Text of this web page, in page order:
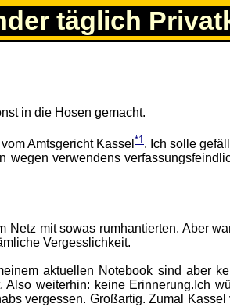
täglich
in die Hosen gemacht.
Amtsgericht Kassel *1. Ich solle
wegen verwendens
Netz mit sowas rumhantierten. Aber
Vergesslichkeit.
aktuellen Notebook sind aber
weiterhin: keine Erinnerung.Ich
vergessen. Großartig. Zumal Kassel